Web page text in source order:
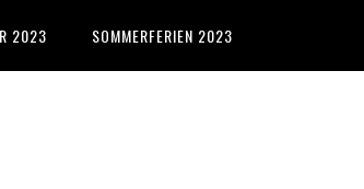
2023 SOMMERFERIEN 2023